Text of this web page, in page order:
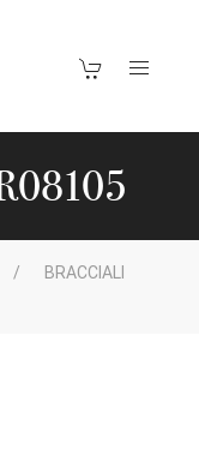
BRACCIALI